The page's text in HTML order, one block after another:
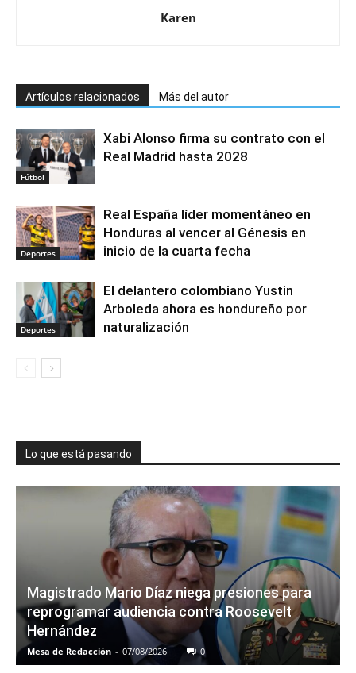
Karen
Artículos relacionados Más del autor
Fútbol
Xabi Alonso firma su contrato con el
Real Madrid hasta 2028
Deportes
Real España líder momentáneo en
Honduras al vencer al Génesis en
inicio de la cuarta fecha
Deportes
El delantero colombiano Yustin
Arboleda ahora es hondureño por
naturalización
Lo que está pasando
Magistrado Mario Díaz niega presiones para
reprogramar audiencia contra Roosevelt
Hernández
Mesa de Redacción - 07/08/2026 0